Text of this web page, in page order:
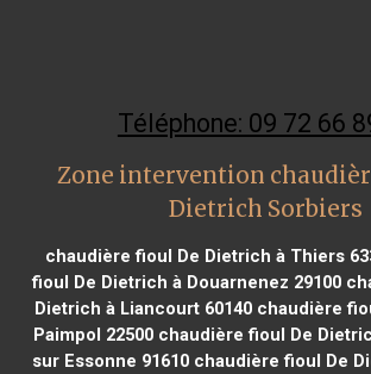
Téléphone: 09 72 66
Zone intervention
Dietrich Sorbiers
chaudière fioul De Dietrich à Thiers
fioul De Dietrich à Douarnenez 29100
Dietrich à Liancourt 60140 chaudière
Paimpol 22500 chaudière fioul De
sur Essonne 91610chaudière fioul De